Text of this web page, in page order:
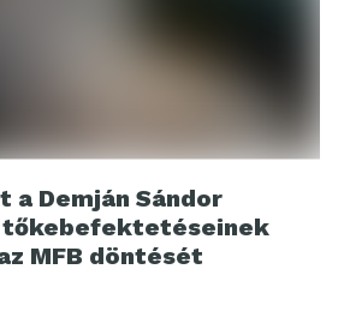
a Demján Sándor
tőkebefektetéseinek
MFB döntését